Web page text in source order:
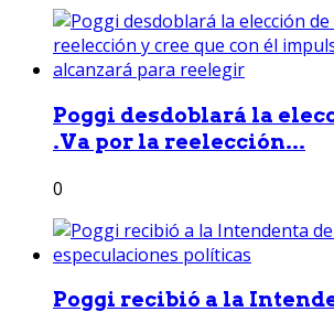
Poggi desdoblará la
.Va por la reelección...
0
Poggi recibió a la